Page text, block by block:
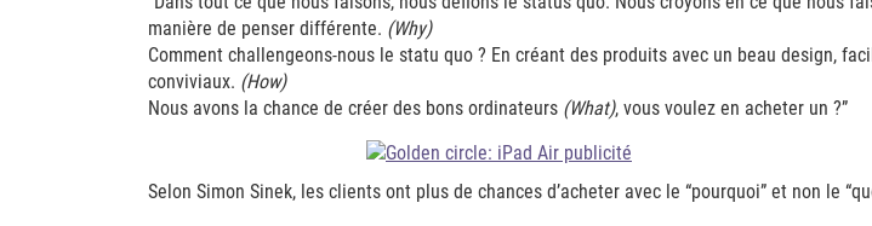
manière de penser différente. (Why)
Comment challengeons-nous le statu quo ? En créant des produits avec un beau design,
conviviaux. (How)
Nous avons la chance de créer des bons ordinateurs (What), vous voulez en acheter un ?”
Selon Simon Sinek, les clients ont plus de chances d’acheter avec le “pourquoi” et non le